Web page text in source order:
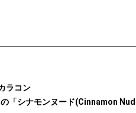
ラコン
「シナモンヌード(Cinnamon